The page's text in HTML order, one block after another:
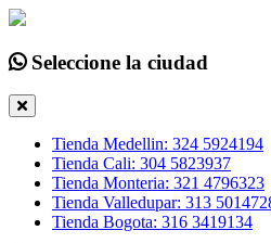
Seleccione la ciudad
Tienda Medellin: 324 5924194
Tienda Cali: 304 5823937
Tienda Monteria: 321 4796323
Tienda Valledupar: 313
Tienda Bogota: 316 3419134